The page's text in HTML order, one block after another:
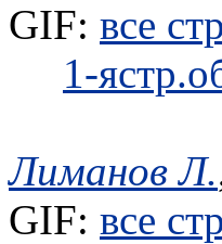
GIF: все
1-
Лиманов Л.
GIF: все